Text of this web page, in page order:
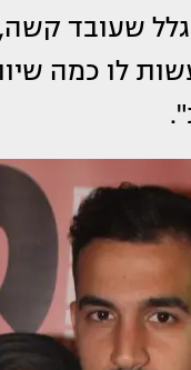
שעובד
לו כמה